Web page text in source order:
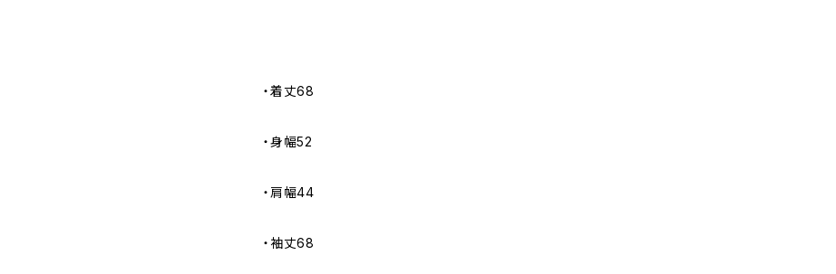
・着丈68
・身幅52
・肩幅44
・袖丈68